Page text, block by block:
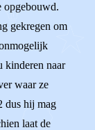
opgebouwd.
gekregen om
kinderen naar
waar ze
dus hij mag
laat de